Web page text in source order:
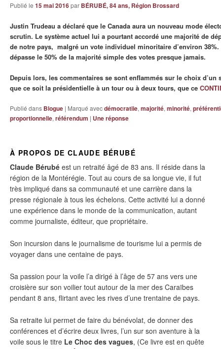
Publié le 15 mai 2016par BÉRUBÉ, 84 ans, Région Brossard
Justin Trudeau a déclaré que le Canada aura un nouveau mode
scrutin. Le système actuel lui a pourtant accordé une majorité de
de notre pays, malgré un vote individuel minoritaire d’environ 38%.
dépasse le 50% de la majorité simple des votes presque jamais.
Depuis lors, les commentaires se sont enflammés sur le choix
que ce soit la présidentielle à un tour ou à deux tours, que ce
Publié dans Blogue | Marqué avecdémocratiie, majorité, minorité,
proportionnelle, référendum | Uneréponse
À PROPOS DE CLAUDE BÉRUBÉ
Claude Bérubé est un retraité âgé de 83 ans. Il réside dans la
région de la Montérégie. Tout au cours de sa longue vie, il fut
très impliqué dans sa communauté et une carrière dans la
presse régionale à tous les échelons. Cette activité lui a donné
une expérience dans le monde de la communication, autant
comme journaliste, éditeur, que propriétaire.
Son incursion dans le journalisme de tourisme lui a permis de
voyager dans une centaine de pays.
Sa passion pour la voile l’a dirigé à l’âge de 57 ans vers une
croisière sur son voilier tout autour de la mer des Caraïbes
pendant 8 ans, flirtant avec les rives d’une trentaine de pays.
Sa retraite lui permet de faire du bénévolat, de donner des
conférences et d’écrire deux livres, l’un sur son aventure à la
voile sous le titre Le Choc des vagues, (Ce livre est en quête